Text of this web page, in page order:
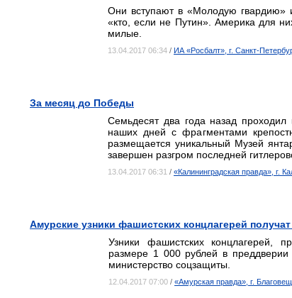
Они вступают в «Молодую гвардию»
«кто, если не Путин». Америка для
милые.
13.04.2017 06:34 / ИА «Росбалт», г. Санкт-
За месяц до Победы
Семьдесят два года назад
наших дней с фрагментами
размещается уникальный Музей
завершен разгром последней
13.04.2017 06:31 / «Калининградская правда», г.
Амурские узники фашистских концлагерей
Узники фашистских концлагерей,
размере 1 000 рублей в
министерство соцзащиты.
12.04.2017 07:00 / «Амурская правда», г.